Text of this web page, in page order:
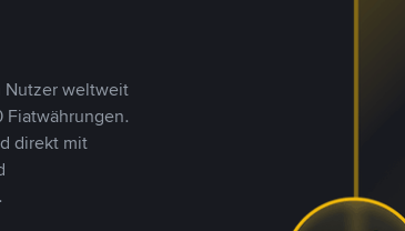
Nutzer weltweit
Fiatwährungen.
direkt mit